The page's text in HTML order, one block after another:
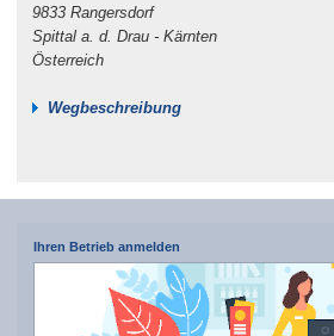
9833 Rangersdorf
Spittal a. d. Drau - Kärnten
Österreich
Wegbeschreibung
Ihren Betrieb anmelden